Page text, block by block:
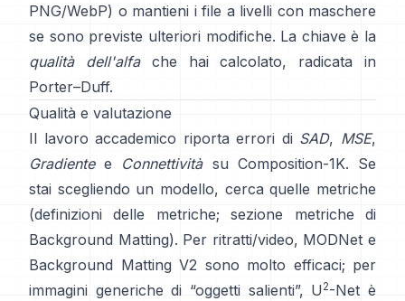
PNG/WebP) o mantieni i file a livelli con maschere
se sono previste ulteriori modifiche. La chiave è la
qualità dell'alfache hai calcolato, radicata in
Porter–Duff.
Qualità e valutazione
Il lavoro accademico riporta errori di SAD, MSE,
Gradientee Connettivitàsu Composition-1K. Se
stai scegliendo un modello, cerca quelle metriche
(definizioni delle metriche;
sezione metriche di
Background Matting). Per ritratti/video, MODNet e
Background Matting V2 sono molto efficaci; per
immagini generiche di “oggetti salienti”, U 2-Net è